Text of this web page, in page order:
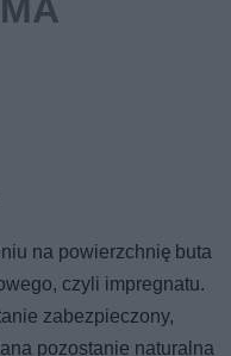
na powierzchnię buta
czyli impregnatu.
zabezpieczony,
pozostanie naturalna